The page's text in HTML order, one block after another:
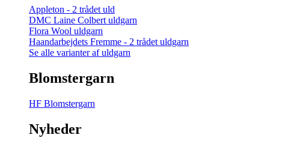
Appleton - 2 trådet uld
DMC Laine Colbert uldgarn
Flora Wool uldgarn
Haandarbejdets Fremme - 2 trådet uldgarn
Se alle varianter af uldgarn
Blomstergarn
HF Blomstergarn
Nyheder